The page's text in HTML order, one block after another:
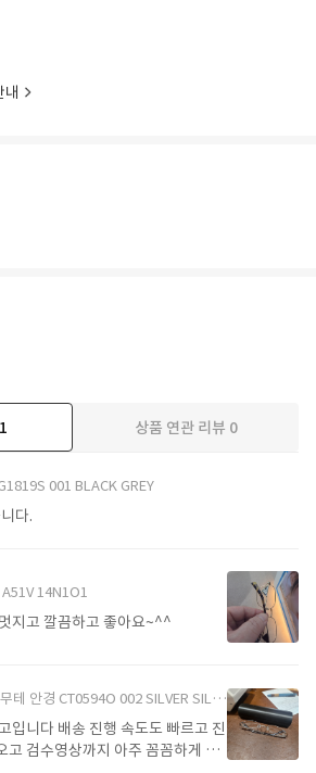
내
상품 연관 리뷰 0
001 BLACK GREY
다.
14N1O1
지고 깔끔하고 좋아요~^^
CT0594O 002 SILVER SILVER TRANSPARENT
입니다 배송 진행 속도도 빠르고 진
고 검수영상까지 아주 꼼꼼하게 찍